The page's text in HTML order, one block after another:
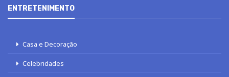
ENTRETENIMENTO
Casa e Decoração
Celebridades